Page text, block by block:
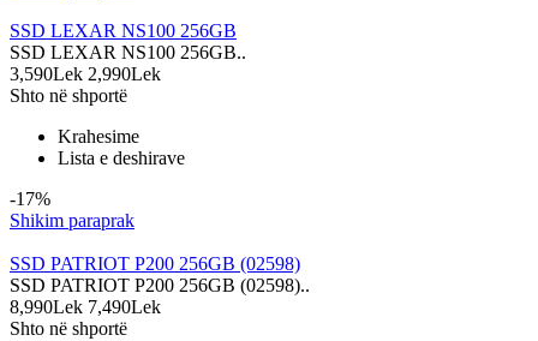
SSD LEXAR NS100 256GB
SSD LEXAR NS100 256GB..
3,590Lek 2,990Lek
Shto në shportë
Krahesime
Lista e deshirave
-17%
Shikim paraprak
SSD PATRIOT P200 256GB (02598)
SSD PATRIOT P200 256GB (02598)..
8,990Lek 7,490Lek
Shto në shportë